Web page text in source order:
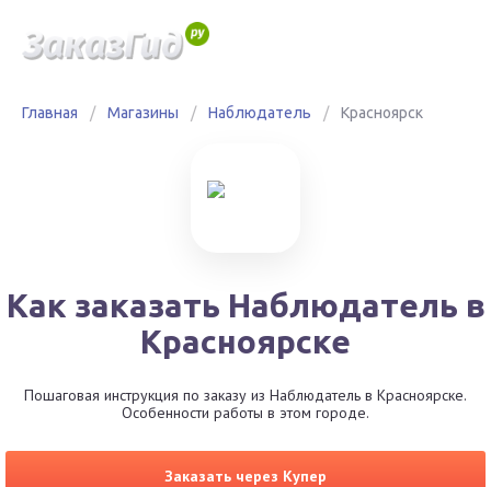
Главная / Магазины / Наблюдатель / Красноярск
Как заказать Наблюдатель в
Красноярске
Пошаговая инструкция по заказу из Наблюдатель в Красноярске.
Особенности работы в этом городе.
Заказать через Купер